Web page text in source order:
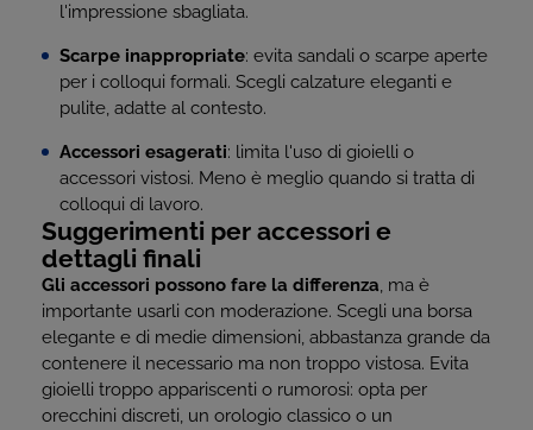
l'impressione sbagliata.
Scarpe inappropriate: evita sandali o scarpe aperte
per i colloqui formali. Scegli calzature eleganti e
pulite, adatte al contesto.
Accessori esagerati: limita l'uso di gioielli o
accessori vistosi. Meno è meglio quando si tratta di
colloqui di lavoro.
Suggerimenti per accessori e
dettagli finali
Gli accessori possono fare la differenza, ma è
importante usarli con moderazione. Scegli una borsa
elegante e di medie dimensioni, abbastanza grande da
contenere il necessario ma non troppo vistosa. Evita
gioielli troppo appariscenti o rumorosi: opta per
orecchini discreti, un orologio classico o un